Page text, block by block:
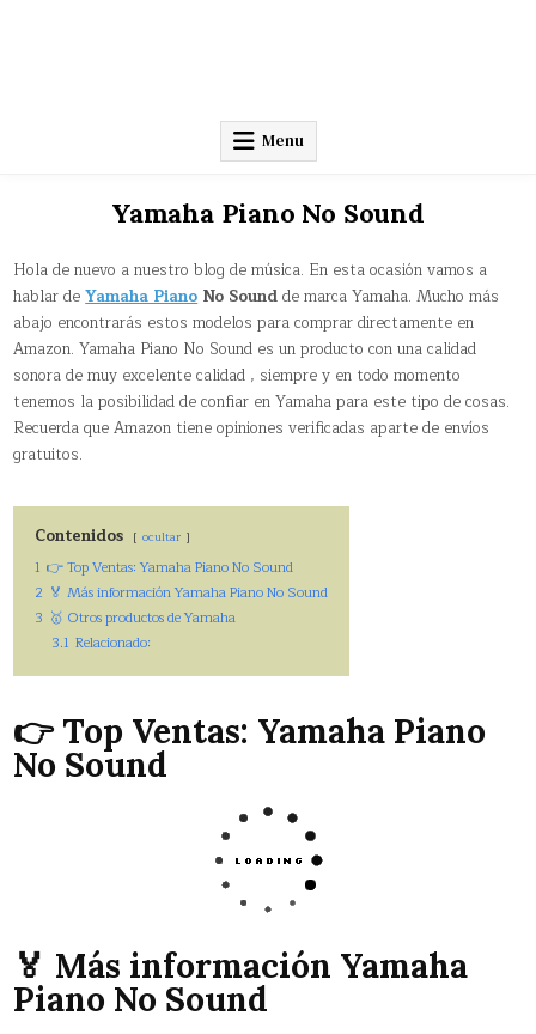
Menu
Yamaha Piano No Sound
Hola de nuevo a nuestro blog de música. En esta ocasión vamos a
hablar deYamaha PianoNo Soundde marca Yamaha. Mucho más
abajo encontrarás estos modelos para comprar directamente en
Amazon. Yamaha Piano No Sound es un producto con una calidad
sonora de muy excelente calidad , siempre y en todo momento
tenemos la posibilidad de confiar en Yamaha para este tipo de cosas.
Recuerda que Amazon tiene opiniones verificadas aparte de envíos
gratuitos.
Contenidos ocultar
1 👉 Top Ventas: Yamaha Piano No Sound
2 🏅 Más información Yamaha Piano No Sound
3 🥇 Otros productos de Yamaha
3.1 Relacionado:
👉 Top Ventas: Yamaha Piano
No Sound
🏅 Más información Yamaha
Piano No Sound